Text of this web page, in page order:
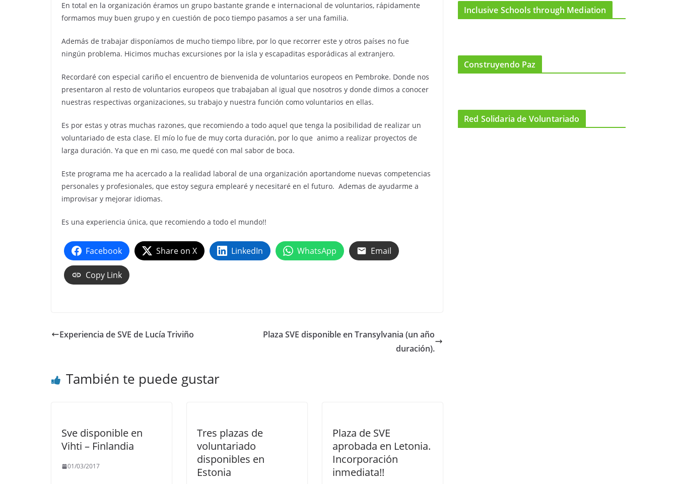
En total en la organización éramos un grupo bastante grande e internacional de voluntarios, rápidamente
formamos muy buen grupo y en cuestión de poco tiempo pasamos a ser una familia.
Además de trabajar disponíamos de mucho tiempo libre, por lo que recorrer este y otros países no fue
ningún problema. Hicimos muchas excursiones por la isla y escapaditas esporádicas al extranjero.
Recordaré con especial cariño el encuentro de bienvenida de voluntarios europeos en Pembroke. Donde nos
presentaron al resto de voluntarios europeos que trabajaban al igual que nosotros y donde dimos a conocer
nuestras respectivas organizaciones, su trabajo y nuestra función como voluntarios en ellas.
Es por estas y otras muchas razones, que recomiendo a todo aquel que tenga la posibilidad de realizar un
voluntariado de esta clase. El mío lo fue de muy corta duración, por lo que animo a realizar proyectos de
larga duración. Ya que en mi caso, me quedé con mal sabor de boca.
Este programa me ha acercado a la realidad laboral de una organización aportandome nuevas competencias
personales y profesionales, que estoy segura emplearé y necesitaré en el futuro. Ademas de ayudarme a
improvisar y mejorar idiomas.
Es una experiencia única, que recomiendo a todo el mundo!!
Facebook Share on X LinkedIn WhatsApp Email
Copy Link
Experiencia de SVE de Lucía Triviño
Plaza SVE disponible en Transylvania (un año
duración).
También te puede gustar
Sve disponible en
Vihti – Finlandia
01/03/2017
Tres plazas de
voluntariado
disponibles en
Estonia
Plaza de SVE
aprobada en Letonia.
Incorporación
inmediata!!
Inclusive Schools through Mediation
Construyendo Paz
Red Solidaria de Voluntariado